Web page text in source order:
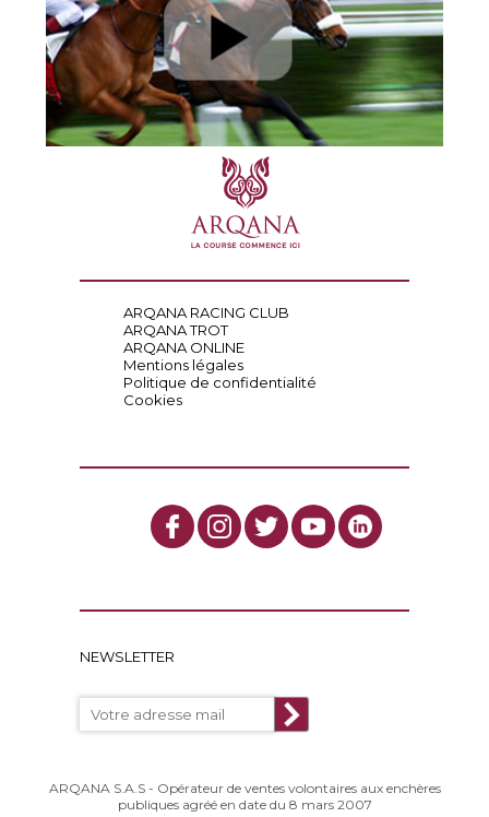
ARQANA RACING CLUB
ARQANA TROT
ARQANA ONLINE
Mentions légales
Politique de confidentialité
Cookies
NEWSLETTER
ARQANA S.A.S - Opérateur de ventes volontaires aux enchères
publiques agréé en date du 8 mars 2007